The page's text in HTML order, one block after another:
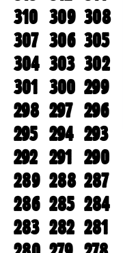
310 309 308
307 306 305
304 303 302
301 300 299
298 297 296
295 294 293
292 291 290
289 288 287
286 285 284
283 282 281